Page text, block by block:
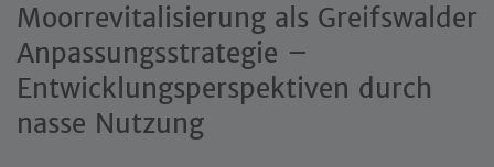
Moorrevitalisierung als Greifswalder
Anpassungsstrategie –
Entwicklungsperspektiven durch
nasse Nutzung